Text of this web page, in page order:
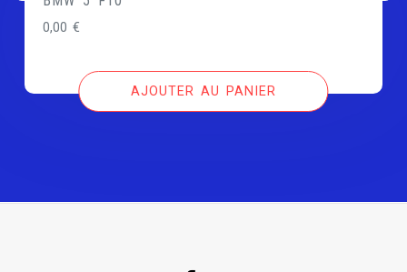
0,00€
AJOUTER AU PANIER